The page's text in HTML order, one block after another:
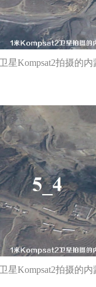
星Kompsat2拍摄的
星Kompsat2拍摄的